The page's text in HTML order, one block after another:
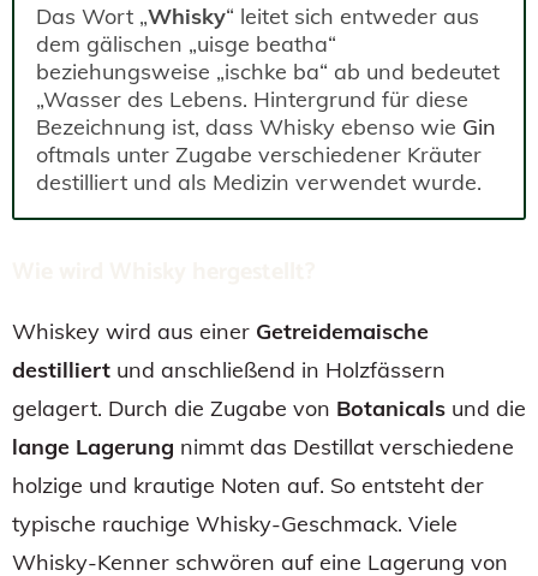
Das Wort „Whisky“ leitet sich entweder aus
dem gälischen „uisge beatha“
beziehungsweise „ischke ba“ ab und bedeutet
„Wasser des Lebens. Hintergrund für diese
Bezeichnung ist, dass Whisky ebenso wie Gin
oftmals unter Zugabe verschiedener Kräuter
destilliert und als Medizin verwendet wurde.
Whiskey wird aus einer Getreidemaische
destilliert und anschließend in Holzfässern
gelagert. Durch die Zugabe von Botanicals und die
lange Lagerung nimmt das Destillat verschiedene
holzige und krautige Noten auf. So entsteht der
typische rauchige Whisky-Geschmack. Viele
Whisky-Kenner schwören auf eine Lagerung von